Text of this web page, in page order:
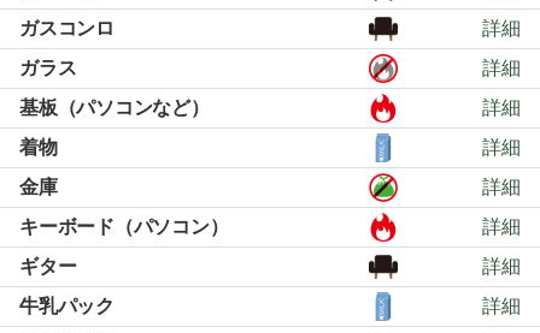
ガスコンロ
詳細
ガラス
詳細
基板（パソコンなど）
詳細
着物
詳細
金庫
詳細
キーボード（パソコン）
詳細
ギター
詳細
牛乳パック
詳細